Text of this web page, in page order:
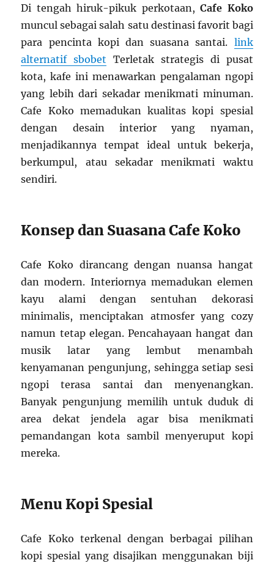
Di tengah hiruk-pikuk perkotaan,Cafe Koko
muncul sebagai salah satu destinasi favorit bagi
para pencinta kopi dan suasana santai. link
alternatif sbobet Terletak strategis di pusat
kota, kafe ini menawarkan pengalaman ngopi
yang lebih dari sekadar menikmati minuman.
Cafe Koko memadukan kualitas kopi spesial
dengan desain interior yang nyaman,
menjadikannya tempat ideal untuk bekerja,
berkumpul, atau sekadar menikmati waktu
sendiri.
Konsep dan Suasana Cafe Koko
Cafe Koko dirancang dengan nuansa hangat
dan modern. Interiornya memadukan elemen
kayu alami dengan sentuhan dekorasi
minimalis, menciptakan atmosfer yang cozy
namun tetap elegan. Pencahayaan hangat dan
musik latar yang lembut menambah
kenyamanan pengunjung, sehingga setiap sesi
ngopi terasa santai dan menyenangkan.
Banyak pengunjung memilih untuk duduk di
area dekat jendela agar bisa menikmati
pemandangan kota sambil menyeruput kopi
mereka.
Menu Kopi Spesial
Cafe Koko terkenal dengan berbagai pilihan
kopi spesial yang disajikan menggunakan biji